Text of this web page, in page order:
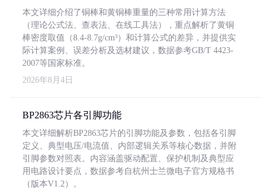
本文详细介绍了铜棒和黄铜棒重量的三种常用计算方法
（理论公式法、查表法、在线工具法），重点解析了黄铜
棒密度取值（8.4-8.7g/cm³）和计算公式的差异，并提供实
际计算案例、误差分析及选材建议，数据参考GB/T 4423-
2007等国家标准。
2026年8月4日
BP2863芯片各引脚功能
本文详细解析BP2863芯片的引脚功能及参数，包括各引脚
定义、典型电压/电流值、内部逻辑关系等核心数据，并附
引脚参数对照表。内容涵盖驱动配置、保护机制及典型应
用电路设计要点，数据参考自杭州士兰微电子官方规格书
（版本V1.2）。